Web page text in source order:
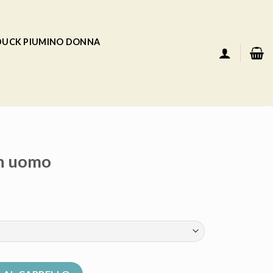
PIUMINO DONNA
uomo